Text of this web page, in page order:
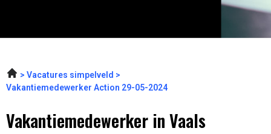
Vacatures simpelveld
Vakantiemedewerker Action 29-05-2024
Vakantiemedewerker in Vaals